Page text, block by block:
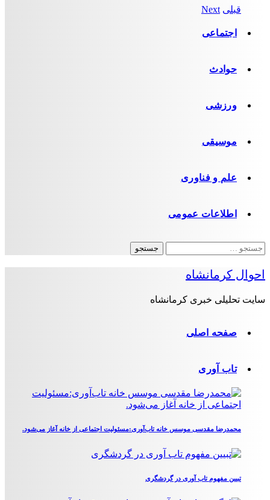
قبلی Next
اجتماعی
حوادث
ورزشی
موسیقی
علم و فناوری
اطلاعات عمومی
جستجو
برای:
احوال کرمانشاه
سایت تحلیلی خبری کرمانشاه
صفحه اصلی
تاب آوری
محمدرضا مقدسی موسس خانه تاب‌آوری:مسئولیت اجتماعی از خانه آغاز می‌شود.
تبیین مفهوم تاب آوری در گردشگری